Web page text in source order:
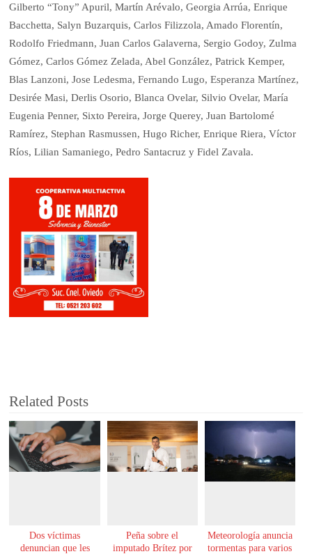
Gilberto “Tony” Apuril, Martín Arévalo, Georgia Arrúa, Enrique
Bacchetta, Salyn Buzarquis, Carlos Filizzola, Amado Florentín,
Rodolfo Friedmann, Juan Carlos Galaverna, Sergio Godoy, Zulma
Gómez, Carlos Gómez Zelada, Abel González, Patrick Kemper,
Blas Lanzoni, Jose Ledesma, Fernando Lugo, Esperanza Martínez,
Desirée Masi, Derlis Osorio, Blanca Ovelar, Silvio Ovelar, María
Eugenia Penner, Sixto Pereira, Jorge Querey, Juan Bartolomé
Ramírez, Stephan Rasmussen, Hugo Richer, Enrique Riera, Víctor
Ríos, Lilian Samaniego, Pedro Santacruz y Fidel Zavala.
Related Posts
Dos víctimas
denuncian que les
Peña sobre el
imputado Brítez por
Meteorología anuncia
tormentas para varios